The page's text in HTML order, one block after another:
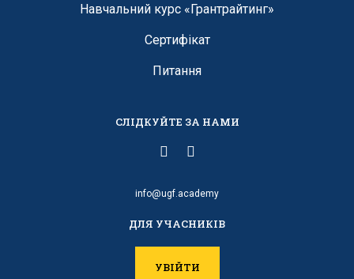
Навчальний курс «Грантрайтинг»
Сертифікат
Питання
СЛІДКУЙТЕ ЗА НАМИ
info@ugf.academy
ДЛЯ УЧАСНИКІВ
УВІЙТИ